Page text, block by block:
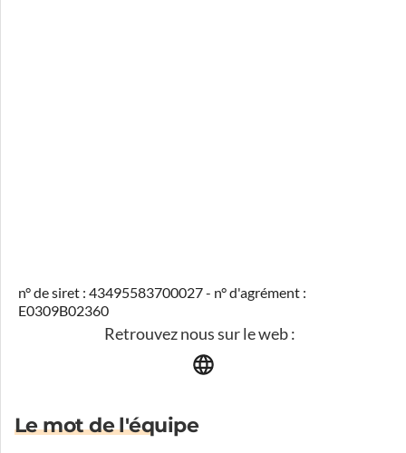
n° de siret : 43495583700027 - n° d'agrément :
E0309B02360
Retrouvez nous sur le web :
Le mot de l'équipe